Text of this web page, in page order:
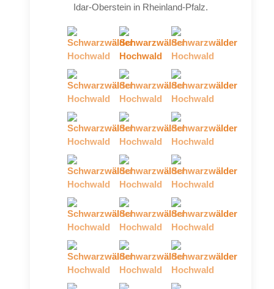
Idar-Oberstein in Rheinland-Pfalz.